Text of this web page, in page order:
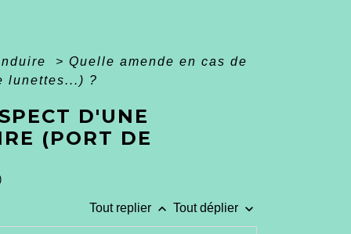
> Quelle amende en cas de
lunettes...) ?
D'UNE
(PORT DE
Tout replier keyboard_arrow_up Tout déplier keyboard_arrow_down